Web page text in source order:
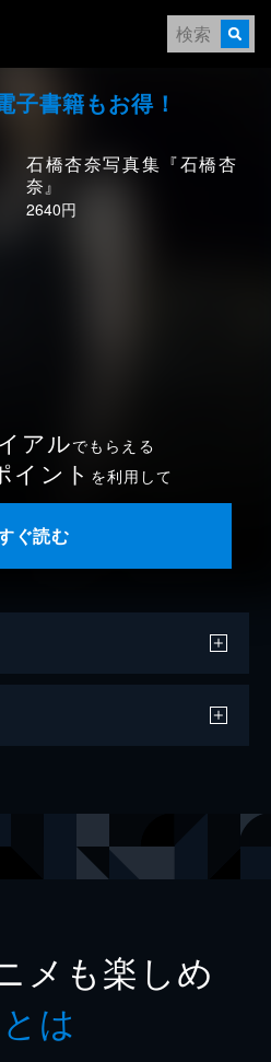
⼦書籍もお得！
石橋杏奈写真集『石橋杏
奈』
2640円
アルでもらえる
イント を利用して
ぐ読む
メも楽しめ
とは